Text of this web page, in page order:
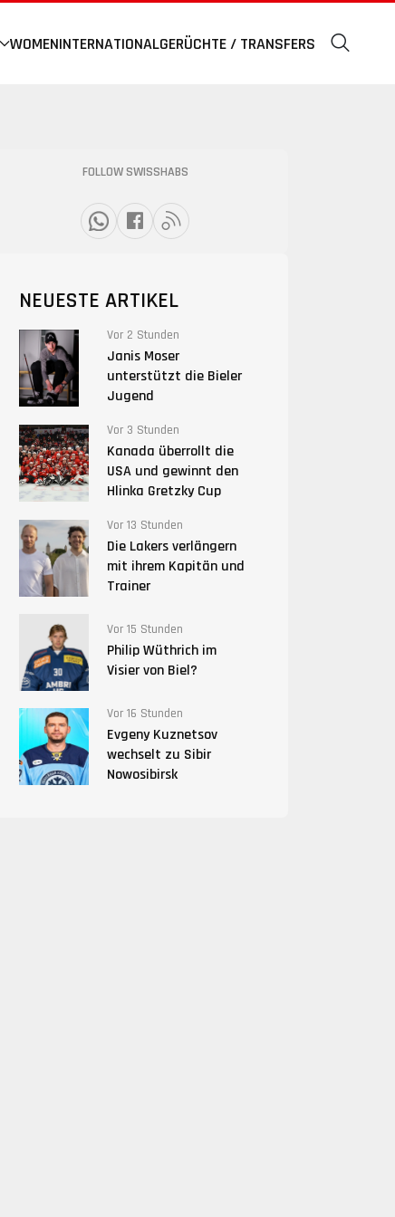
WOMENINTERNATIONALGERÜCHTE / TRANSFERS
FOLLOW SWISSHABS
NEUESTE ARTIKEL
Vor 2 Stunden
Janis Moser
unterstützt die Bieler
Jugend
Vor 3 Stunden
Kanada überrollt die
USA und gewinnt den
Hlinka Gretzky Cup
Vor 13 Stunden
Die Lakers verlängern
mit ihrem Kapitän und
Trainer
Vor 15 Stunden
Philip Wüthrich im
Visier von Biel?
Vor 16 Stunden
Evgeny Kuznetsov
wechselt zu Sibir
Nowosibirsk